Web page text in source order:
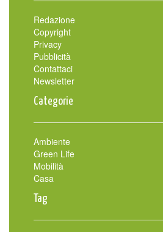
Redazione
Copyright
Privacy
Pubblicità
Contattaci
Newsletter
Categorie
Ambiente
Green Life
Mobilità
Casa
Tag